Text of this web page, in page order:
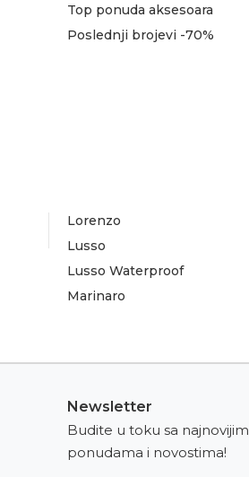
Top ponuda aksesoara
Poslednji brojevi -70%
Lorenzo
Lusso
Lusso Waterproof
Marinaro
Newsletter
Budite u toku sa najnovijim
ponudama i novostima!